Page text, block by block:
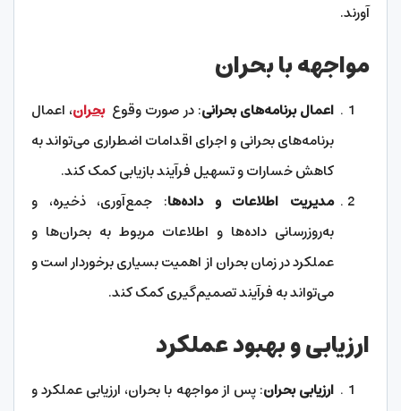
آورند.
مواجهه با بحران
اعمال برنامه‌های بحرانی: در صورت وقوعبحران، اعمال
برنامه‌های بحرانی و اجرای اقدامات اضطراری می‌تواند به
کاهش خسارات و تسهیل فرآیند بازیابی کمک کند.
مدیریت اطلاعات و داده‌ها: جمع‌آوری، ذخیره، و
به‌روزرسانی داده‌ها و اطلاعات مربوط به بحران‌ها و
عملکرد در زمان بحران از اهمیت بسیاری برخوردار است و
می‌تواند به فرآیند تصمیم‌گیری کمک کند.
ارزیابی و بهبود عملکرد
ارزیابی بحران: پس از مواجهه با بحران، ارزیابی عملکرد و